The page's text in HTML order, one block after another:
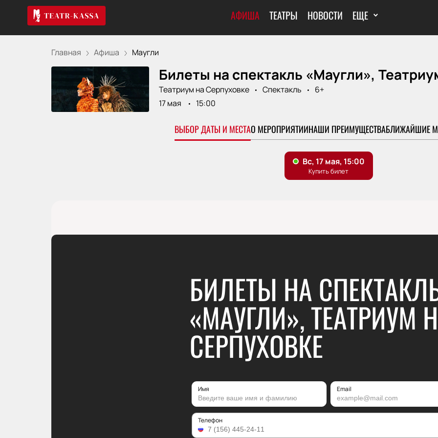
АФИША ТЕАТРЫ НОВОСТИ ЕЩЕ
Главная Афиша Маугли
Билеты на спектакль «Маугли»,
Театриум на Серпуховке Спектакль
6+
17 мая
15:00
ВЫБОР ДАТЫ И МЕСТАО МЕРОПРИЯТИИНАШИ ПРЕИМУЩЕСТВАБЛИЖАЙШИЕ
БИЛЕТЫ НА
«МАУГЛИ», ТЕАТРИУМ
СЕРПУХОВКЕ
Имя Email
Телефон